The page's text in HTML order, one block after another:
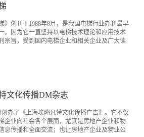
》创刊于1988年8月，是我国电梯行业办刊最早
。因为它一直坚持以电梯技术理论和应用技术
宗旨，受到国内电梯企业和相关企业及广大读
文化传播DM杂志
创办了《上海埃略凡特文化传播广告》。它不仅
企业向社会各个层面，尤其是房地产企业和物
息传播和全面交流；也让房地产企业及物业公